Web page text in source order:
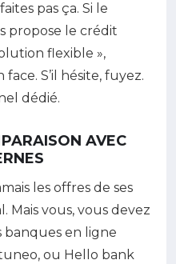
pas ça. Si le
propose le crédit
flexible »,
S’il hésite, fuyez.
dédié.
AVEC
les offres de ses
Mais vous, vous devez
banques en ligne
ou Hello bank